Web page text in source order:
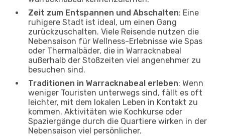
Zeit zum Entspannen und Abschalten: Eine
ruhigere Stadt ist ideal, um einen Gang
zurückzuschalten. Viele Reisende nutzen die
Nebensaison für Wellness-Erlebnisse wie Spas
oder Thermalbäder, die in Warracknabeal
außerhalb der Stoßzeiten viel angenehmer zu
besuchen sind.
Traditionen in Warracknabeal erleben: Wenn
weniger Touristen unterwegs sind, fällt es oft
leichter, mit dem lokalen Leben in Kontakt zu
kommen. Aktivitäten wie Kochkurse oder
Spaziergänge durch die Quartiere wirken in der
Nebensaison viel persönlicher.